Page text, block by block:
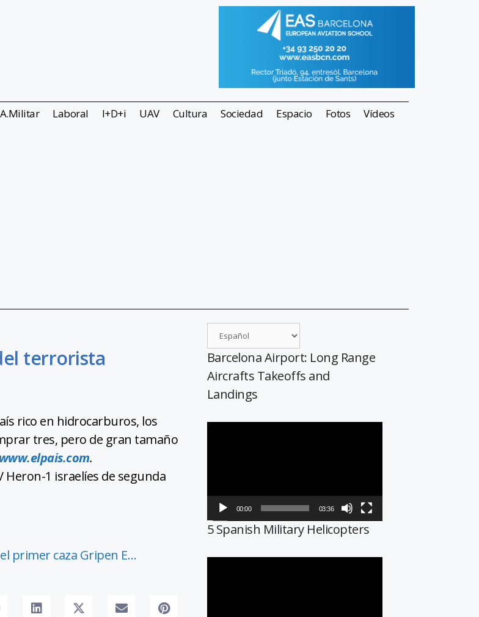
A.Militar Laboral I+D+i UAV Cultura Sociedad Espacio Fotos Vídeos
terrorista
rico en hidrocarburos, los
tres, pero de gran tamaño
www.elpais.com.
Heron-1 israelíes de segunda
primer caza Gripen E…
Barcelona Airport: Long Range
Aircrafts Takeoffs and
Landings
00:00 03:36
5 Spanish Military Helicopters